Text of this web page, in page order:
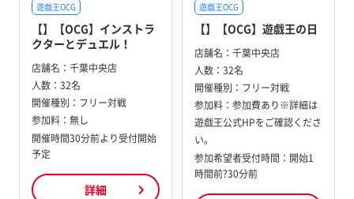
遊戯王OCG
【】【OCG】インストラ
クターとデュエル！
店舗名： 千葉中央店
人数： 32名
開催種別： フリー対戦
参加料： 無し
開催時間30分前より受付開始
予定
詳細
遊戯王OCG
【】【OCG】遊戯王の日
店舗名： 千葉中央店
人数： 32名
開催種別： フリー対戦
参加料： 参加費あり※詳細は
遊戯王公式HPをご確認くださ
い。
参加希望者受付時間：開始1
時間前?30分前